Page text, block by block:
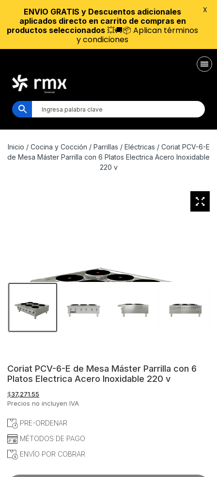
Inicio / Cocina y Cocción / Parrillas / Eléctricas / Coriat PCV-6-E
de Mesa Máster Parrilla con 6 Platos Electrica Acero Inoxidable
220 v
Coriat PCV-6-E de Mesa Máster Parrilla con 6
Platos Electrica Acero Inoxidable 220 v
$37,271.55
Precios no incluyen IVA
PRE-ORDENAR
MÉTODOS DE PAGO
ENVÍO POR COBRAR
ENVIO GRATIS y Descuentos adicionales
aplicados directo en carrito de compras en
productos seleccionados 💥🚚📦 Aplican términos
y condiciones
X